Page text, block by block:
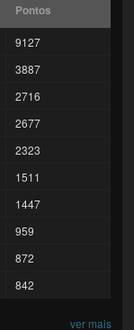
Pontos
9127
3887
2716
2677
2323
1511
1447
959
872
842
ver mais